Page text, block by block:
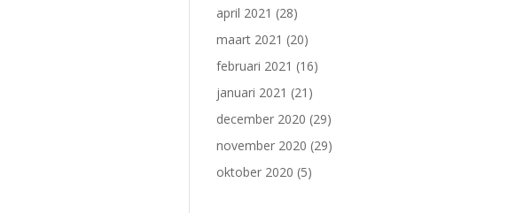
april 2021 (28)
maart 2021 (20)
februari 2021 (16)
januari 2021 (21)
december 2020 (29)
november 2020 (29)
oktober 2020 (5)